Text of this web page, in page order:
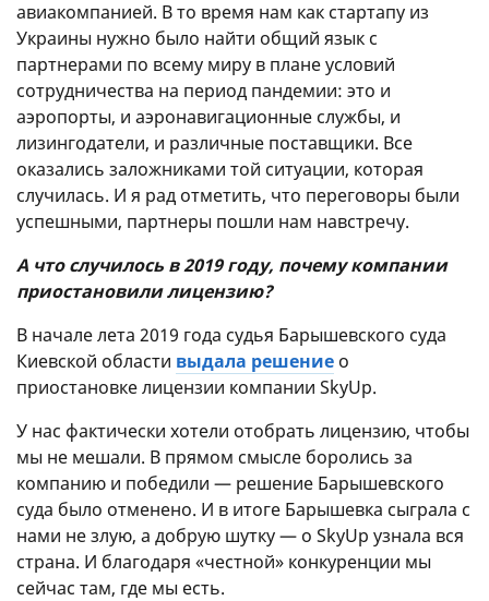
авиакомпанией. В то время нам как стартапу из
Украины нужно было найти общий язык с
партнерами по всему миру в плане условий
сотрудничества на период пандемии: это и
аэропорты, и аэронавигационные службы, и
лизингодатели, и различные поставщики. Все
оказались заложниками той ситуации, которая
случилась. И я рад отметить, что переговоры были
успешными, партнеры пошли нам навстречу.
А что случилось в 2019 году, почему компании
приостановили лицензию?
В начале лета 2019 года судья Барышевского суда
Киевской области выдала решение о
приостановке лицензии компании SkyUp.
У нас фактически хотели отобрать лицензию, чтобы
мы не мешали. В прямом смысле боролись за
компанию и победили — решение Барышевского
суда было отменено. И в итоге Барышевка сыграла с
нами не злую, а добрую шутку — о SkyUp узнала вся
страна. И благодаря «честной» конкуренции мы
сейчас там, где мы есть.